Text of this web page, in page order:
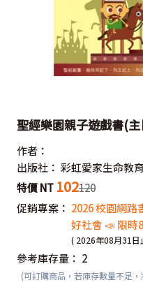
聖經樂園親子遊戲書(
作者：
出版社： 彩虹愛家生命教
特價 NT 102120
促銷專案： 2026 校園網路
好社會 📣 限時
( 2026年08月31日
參考庫存量： 2
(可訂購商品，若庫存數量不足